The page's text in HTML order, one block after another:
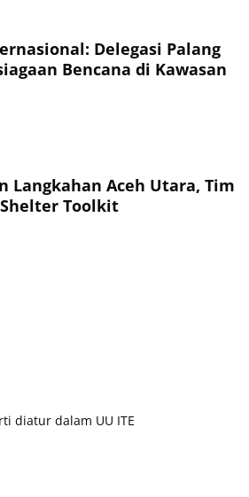
Delegasi Palang
Bencana di Kawasan
Langkahan Aceh Utara, Tim
Shelter Toolkit
diatur dalam UU ITE